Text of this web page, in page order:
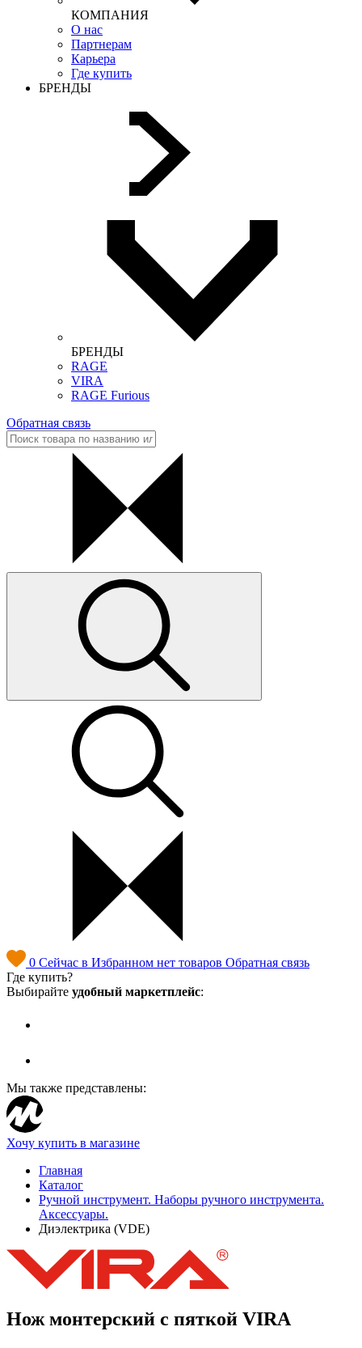
КОМПАНИЯ
О нас
Партнерам
Карьера
Где купить
БРЕНДЫ
БРЕНДЫ
RAGE
VIRA
RAGE Furious
Обратная связь
0 Сейчас в Избранном нет товаров Обратная связь
Где купить?
Выбирайте удобный маркетплейс:
Мы также представлены:
Хочу купить в магазине
Главная
Каталог
Ручной инструмент. Наборы ручного инструмента.
Аксессуары.
Диэлектрика (VDE)
Нож монтерский с пяткой VIRA